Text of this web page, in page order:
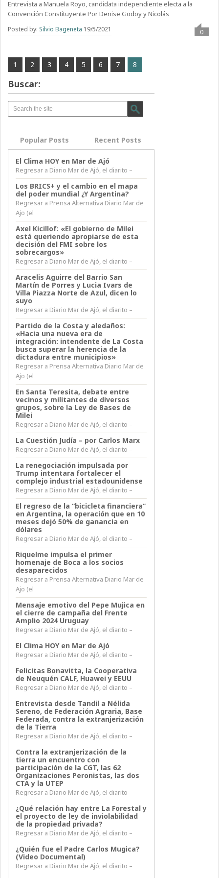
Entrevista a Manuela Royo, candidata independiente electa a la
Convención Constituyente Por Denise Godoy y Nicolás
Posted by: Silvio Bageneta 19/5/2021 0
1 2 3 4 5 6 7 8
Buscar:
Popular Posts Recent Posts
El Clima HOY en Mar de Ajó
Regresar a Diario Mar de Ajó, el diarito –
Los BRICS+ y el cambio en el mapa
del poder mundial ¿Y Argentina?
Regresar a Prensa Alternativa Diario Mar de
Ajo (el
Axel Kicillof: «El gobierno de Milei
está queriendo apropiarse de esta
decisión del FMI sobre los
sobrecargos»
Regresar a Diario Mar de Ajó, el diarito –
Aracelis Aguirre del Barrio San
Martín de Porres y Lucia Ivars de
Villa Piazza Norte de Azul, dicen lo
suyo
Regresar a Diario Mar de Ajó, el diarito –
Partido de la Costa y aledaños:
«Hacia una nueva era de
integración: intendente de La Costa
busca superar la herencia de la
dictadura entre municipios»
Regresar a Prensa Alternativa Diario Mar de
Ajo (el
En Santa Teresita, debate entre
vecinos y militantes de diversos
grupos, sobre la Ley de Bases de
Milei
Regresar a Diario Mar de Ajó, el diarito –
La Cuestión Judía – por Carlos Marx
Regresar a Diario Mar de Ajó, el diarito –
La renegociación impulsada por
Trump intentara fortalecer el
complejo industrial estadounidense
Regresar a Diario Mar de Ajó, el diarito –
El regreso de la “bicicleta financiera”
en Argentina, la operación que en 10
meses dejó 50% de ganancia en
dólares
Regresar a Diario Mar de Ajó, el diarito –
Riquelme impulsa el primer
homenaje de Boca a los socios
desaparecidos
Regresar a Prensa Alternativa Diario Mar de
Ajo (el
Mensaje emotivo del Pepe Mujica en
el cierre de campaña del Frente
Amplio 2024 Uruguay
Regresar a Diario Mar de Ajó, el diarito –
El Clima HOY en Mar de Ajó
Regresar a Diario Mar de Ajó, el diarito –
Felicitas Bonavitta, la Cooperativa
de Neuquén CALF, Huawei y EEUU
Regresar a Diario Mar de Ajó, el diarito –
Entrevista desde Tandil a Nélida
Sereno, de Federación Agraria, Base
Federada, contra la extranjerización
de la Tierra
Regresar a Diario Mar de Ajó, el diarito –
Contra la extranjerización de la
tierra un encuentro con
participación de la CGT, las 62
Organizaciones Peronistas, las dos
CTA y la UTEP
Regresar a Diario Mar de Ajó, el diarito –
¿Qué relación hay entre La Forestal y
el proyecto de ley de inviolabilidad
de la propiedad privada?
Regresar a Diario Mar de Ajó, el diarito –
¿Quién fue el Padre Carlos Mugica?
(Video Documental)
Regresar a Diario Mar de Ajó, el diarito –